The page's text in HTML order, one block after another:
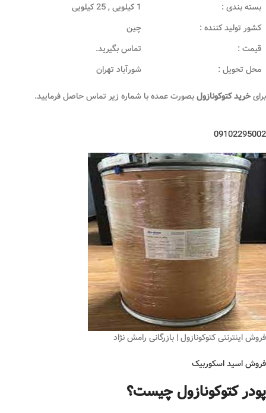
بسته بندی :
1 کیلویی , 25 کیلویی
کشور تولید کننده :
چین
قیمت :
تماس بگیرید.
محل تحویل :
شورآباد تهران
برایخرید کتوکونازولبصورت عمده با شماره زیر تماس حاصل فرمایید.
09102295002
فروش اینترنتی کتوکونازول | بازرگانی رامش نژاد
فروش اسید اسکوربیک
پودر کتوکونازول چیست؟